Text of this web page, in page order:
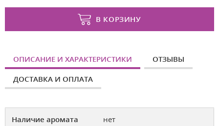
В КОРЗИНУ
ОПИСАНИЕ И ХАРАКТЕРИСТИКИ ОТЗЫВЫ
ДОСТАВКА И ОПЛАТА
Наличие аромата нет